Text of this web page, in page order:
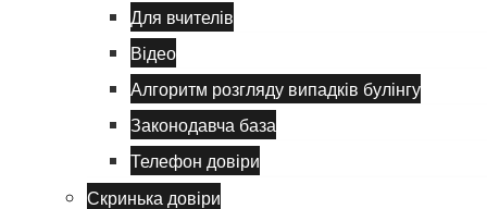
Для вчителів
Відео
Алгоритм розгляду випадків булінгу
Законодавча база
Телефон довіри
Скринька довіри